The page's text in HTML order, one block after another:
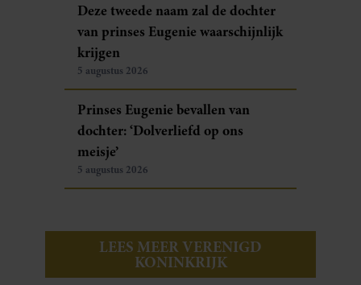
Deze tweede naam zal de dochter
van prinses Eugenie waarschijnlijk
krijgen
5 augustus 2026
Prinses Eugenie bevallen van
dochter: ‘Dolverliefd op ons
meisje’
5 augustus 2026
LEES MEER VERENIGD
KONINKRIJK